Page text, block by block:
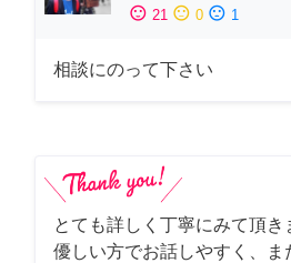
sentiment_satisfied 21 sentiment_neutral 0 sentiment_dissatisfied 1
相談にのって下さい
とても詳しく丁寧にみて頂
優しい方でお話しやすく、ま